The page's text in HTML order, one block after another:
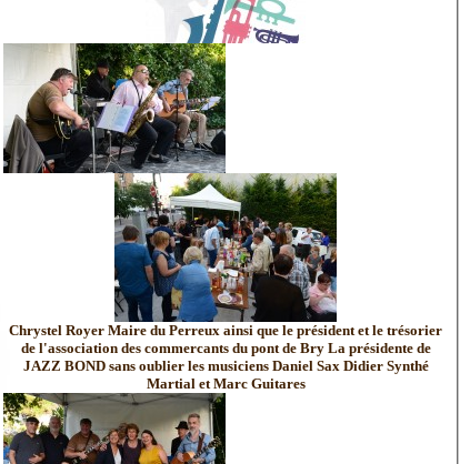
Chrystel Royer Maire du Perreux ainsi que le président et le trésorier
de l'association des commercants du pont de Bry La présidente de
JAZZ BOND sans oublier les musiciens Daniel Sax Didier Synthé
Martial et Marc Guitares